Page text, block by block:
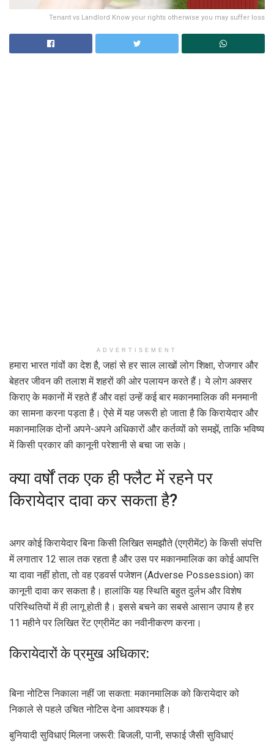
Tenant vs Landlord Know your rights otherwise you may suffer loss
ADVERTISEMENT
हमारा भारत गांवों का देश है, जहां से हर साल लाखों लोग शिक्षा, रोजगार और
बेहतर जीवन की तलाश में शहरों की ओर पलायन करते हैं। ये लोग अक्सर
किराए के मकानों में रहते हैं और वहां उन्हें कई बार मकानमालिक की मनमानी
का सामना करना पड़ता है। ऐसे में यह जरूरी हो जाता है कि किरायेदार और
मकानमालिक दोनों अपने-अपने अधिकारों और कर्तव्यों को समझें, ताकि भविष्य
में किसी प्रकार की कानूनी परेशानी से बचा जा सके।
क्या वर्षों तक एक ही फ्लैट में रहने पर
किरायेदार दावा कर सकता है?
अगर कोई किरायेदार बिना किसी लिखित समझौते (एग्रीमेंट) के किसी संपत्ति
में लगातार 12 साल तक रहता है और उस पर मकानमालिक का कोई आपत्ति
या दावा नहीं होता, तो वह एडवर्स पजेशन (Adverse Possession) का
कानूनी दावा कर सकता है। हालांकि यह स्थिति बहुत दुर्लभ और विशेष
परिस्थितियों में ही लागू होती है। इससे बचने का सबसे आसान उपाय है हर
11 महीने पर लिखित रेंट एग्रीमेंट का नवीनीकरण करना।
किरायेदारों के प्रमुख अधिकार:
बिना नोटिस निकाला नहीं जा सकता: मकानमालिक को किरायेदार को
निकाले से पहले उचित नोटिस देना आवश्यक है।
बुनियादी सुविधाएं मिलना जरूरी: बिजली, पानी, सफाई जैसी सुविधाएं